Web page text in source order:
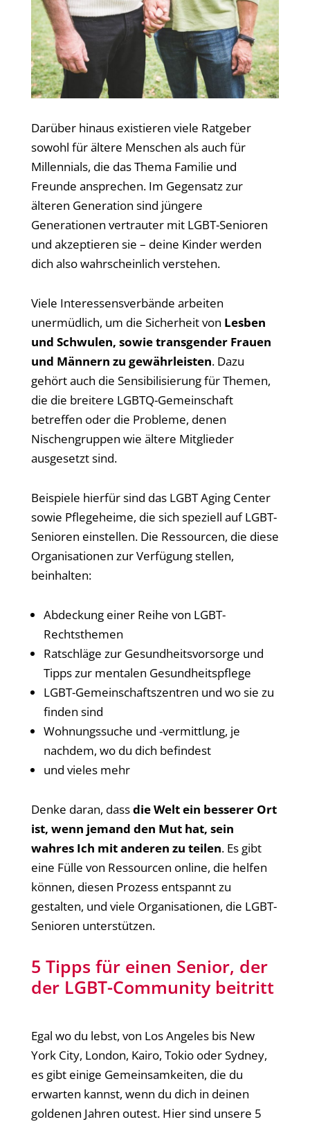
Darüber hinaus existieren viele Ratgeber
sowohl für ältere Menschen als auch für
Millennials, die das Thema Familie und
Freunde ansprechen. Im Gegensatz zur
älteren Generation sind jüngere
Generationen vertrauter mit LGBT-Senioren
und akzeptieren sie – deine Kinder werden
dich also wahrscheinlich verstehen.
Viele Interessensverbände arbeiten
unermüdlich, um die Sicherheit von Lesben
und Schwulen, sowie transgender Frauen
und Männern zu gewährleisten. Dazu
gehört auch die Sensibilisierung für Themen,
die die breitere LGBTQ-Gemeinschaft
betreffen oder die Probleme, denen
Nischengruppen wie ältere Mitglieder
ausgesetzt sind.
Beispiele hierfür sind das LGBT Aging Center
sowie Pflegeheime, die sich speziell auf LGBT-
Senioren einstellen. Die Ressourcen, die diese
Organisationen zur Verfügung stellen,
beinhalten:
Abdeckung einer Reihe von LGBT-
Rechtsthemen
Ratschläge zur Gesundheitsvorsorge und
Tipps zur mentalen Gesundheitspflege
LGBT-Gemeinschaftszentren und wo sie zu
finden sind
Wohnungssuche und -vermittlung, je
nachdem, wo du dich befindest
und vieles mehr
Denke daran, dassdie Welt ein besserer Ort
ist, wenn jemand den Mut hat, sein
wahres Ich mit anderen zu teilen. Es gibt
eine Fülle von Ressourcen online, die helfen
können, diesen Prozess entspannt zu
gestalten, und viele Organisationen, die LGBT-
Senioren unterstützen.
5 Tipps für einen Senior, der
der LGBT-Community beitritt
Egal wo du lebst, von Los Angeles bis New
York City, London, Kairo, Tokio oder Sydney,
es gibt einige Gemeinsamkeiten, die du
erwarten kannst, wenn du dich in deinen
goldenen Jahren outest. Hier sind unsere 5